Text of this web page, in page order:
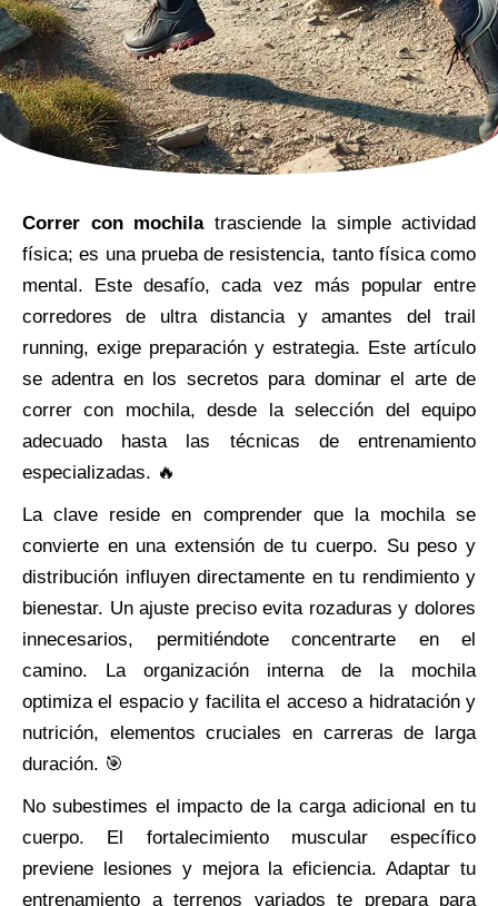
Correr con mochilatrasciende la simple actividad
física; es una prueba de resistencia, tanto física como
mental. Este desafío, cada vez más popular entre
corredores de ultra distancia y amantes del trail
running, exige preparación y estrategia. Este artículo
se adentra en los secretos para dominar el arte de
correr con mochila, desde la selección del equipo
adecuado hasta las técnicas de entrenamiento
especializadas. 🔥
La clave reside en comprender que la mochila se
convierte en una extensión de tu cuerpo. Su peso y
distribución influyen directamente en tu rendimiento y
bienestar. Un ajuste preciso evita rozaduras y dolores
innecesarios, permitiéndote concentrarte en el
camino. La organización interna de la mochila
optimiza el espacio y facilita el acceso a hidratación y
nutrición, elementos cruciales en carreras de larga
duración. 🎯
No subestimes el impacto de la carga adicional en tu
cuerpo. El fortalecimiento muscular específico
previene lesiones y mejora la eficiencia. Adaptar tu
entrenamiento a terrenos variados te prepara para